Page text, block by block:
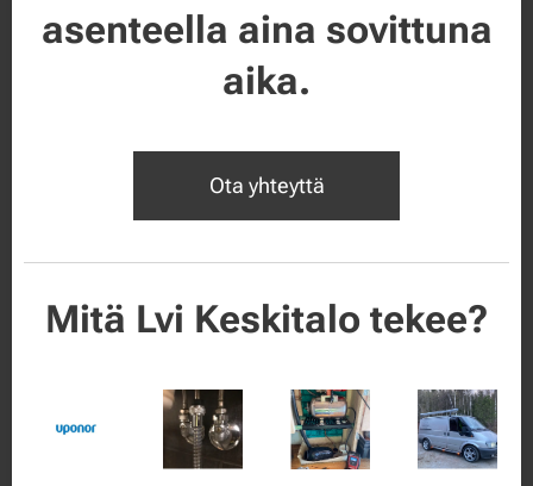
asenteella aina sovittuna
aika.
Ota yhteyttä
Mitä Lvi Keskitalo tekee?